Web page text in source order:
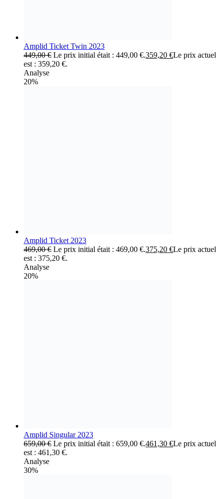
Amplid Ticket Twin 2023
449,00€ Le prix initial était : 449,00 €.359,20 €Le prix actuel
est : 359,20 €.
Analyse
20%
Amplid Ticket 2023
469,00€ Le prix initial était : 469,00 €.375,20 €Le prix actuel
est : 375,20 €.
Analyse
20%
Amplid Singular 2023
659,00€ Le prix initial était : 659,00 €.461,30 €Le prix actuel
est : 461,30 €.
Analyse
30%